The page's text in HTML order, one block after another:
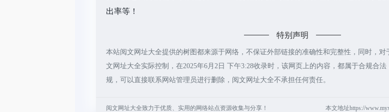
出率等！
特别声明
本站阅文网址大全提供的树图都来源于网络，不保证外部链接的准确性和完整性，同时，对
文网址大全实际控制，在2025年6月2日 下午3:28收录时，该网页上的内容，都属于合规合
规，可以直接联系网站管理员进行删除，阅文网址大全不承担任何责任。
阅文网址大全致力于优质、实用的网络站点资源收集与分享！ 本文地址https://